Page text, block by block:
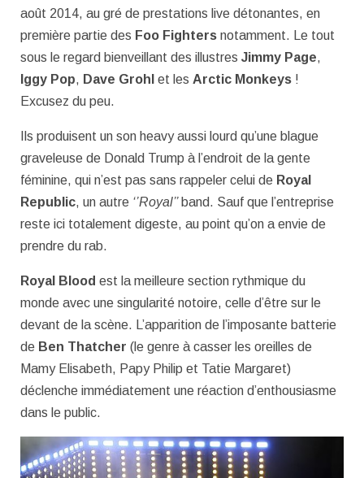
août 2014, au gré de prestations live détonantes, en
première partie des Foo Fighters notamment. Le tout
sous le regard bienveillant des illustres Jimmy Page,
Iggy Pop, Dave Grohl et les Arctic Monkeys !
Excusez du peu.
Ils produisent un son heavy aussi lourd qu’une blague
graveleuse de Donald Trump à l’endroit de la gente
féminine, qui n’est pas sans rappeler celui de Royal
Republic, un autre ‘’Royal’’ band. Sauf que l’entreprise
reste ici totalement digeste, au point qu’on a envie de
prendre du rab.
Royal Blood est la meilleure section rythmique du
monde avec une singularité notoire, celle d’être sur le
devant de la scène. L’apparition de l’imposante batterie
de Ben Thatcher (le genre à casser les oreilles de
Mamy Elisabeth, Papy Philip et Tatie Margaret)
déclenche immédiatement une réaction d’enthousiasme
dans le public.